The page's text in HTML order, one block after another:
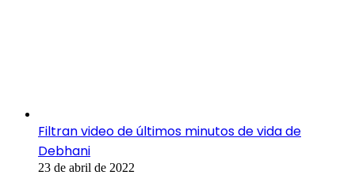
Filtran video de últimos minutos de vida de
Debhani
23 de abril de 2022